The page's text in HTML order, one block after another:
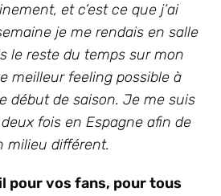
et c’est ce que j’ai
je me rendais en salle
le reste du temps sur mon
meilleur feeling possible à
début de saison. Je me suis
fois en Espagne afin de
milieu différent.
pour vos fans, pour tous